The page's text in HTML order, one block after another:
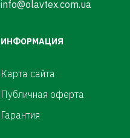
info@olavtex.com.ua
ИНФОРМАЦИЯ
Карта сайта
Публичная оферта
Гарантия